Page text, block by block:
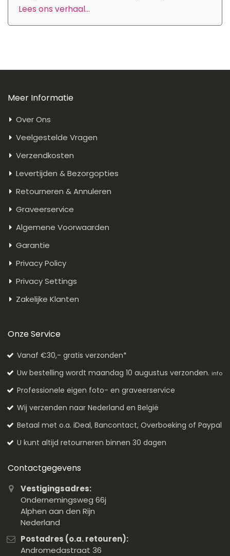
Lees ons verhaal...
Meer Informatie
Over Ons
Veelgestelde Vragen
Verzendkosten
Levertijden & Bezorgopties
Retourneren & Annuleren
Graveerservice
Algemene Voorwaarden
Garantie
Privacy Policy
Privacy Settings
Zakelijke Klanten
Onze Service
Vanaf €30,- gratis verzonden*
Uw bestelling wordt maandag 10 augustus verzonden. info
Professionele eigen foto- en graveerservice
Wij verzenden naar Nederland en België
Betaal met o.a. iDeal, Bancontact, Overboeking of Paypal
U kunt altijd retourneren binnen 30 dagen
Contactgegevens
Vestigingsadres:
Ondernemingsweg 66j
Alphen aan den Rijn
Nederland
Postadres (o.a. retouren):
Andromedastraat 36